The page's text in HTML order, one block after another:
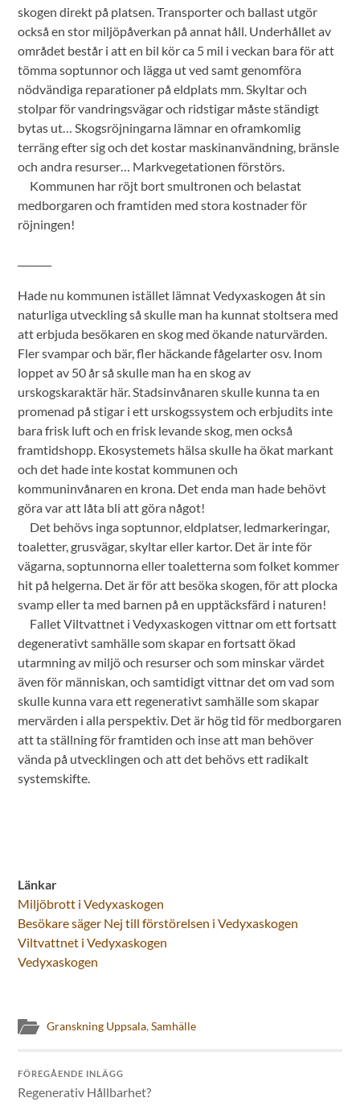
skogen direkt på platsen. Transporter och ballast utgör
också en stor miljöpåverkan på annat håll. Underhållet av
området består i att en bil kör ca 5 mil i veckan bara för att
tömma soptunnor och lägga ut ved samt genomföra
nödvändiga reparationer på eldplats mm. Skyltar och
stolpar för vandringsvägar och ridstigar måste ständigt
bytas ut… Skogsröjningarna lämnar en oframkomlig
terräng efter sig och det kostar maskinanvändning, bränsle
och andra resurser… Markvegetationen förstörs.
Kommunen har röjt bort smultronen och belastat
medborgaren och framtiden med stora kostnader för
röjningen!
Hade nu kommunen istället lämnat Vedyxaskogen åt sin
naturliga utveckling så skulle man ha kunnat stoltsera med
att erbjuda besökaren en skog med ökande naturvärden.
Fler svampar och bär, fler häckande fågelarter osv. Inom
loppet av 50 år så skulle man ha en skog av
urskogskaraktär här. Stadsinvånaren skulle kunna ta en
promenad på stigar i ett urskogssystem och erbjudits inte
bara frisk luft och en frisk levande skog, men också
framtidshopp. Ekosystemets hälsa skulle ha ökat markant
och det hade inte kostat kommunen och
kommuninvånaren en krona. Det enda man hade behövt
göra var att låta bli att göra något!
Det behövs inga soptunnor, eldplatser, ledmarkeringar,
toaletter, grusvägar, skyltar eller kartor. Det är inte för
vägarna, soptunnorna eller toaletterna som folket kommer
hit på helgerna. Det är för att besöka skogen, för att plocka
svamp eller ta med barnen på en upptäcksfärd i naturen!
Fallet Viltvattnet i Vedyxaskogen vittnar om ett fortsatt
degenerativt samhälle som skapar en fortsatt ökad
utarmning av miljö och resurser och som minskar värdet
även för människan, och samtidigt vittnar det om vad som
skulle kunna vara ett regenerativt samhälle som skapar
mervärden i alla perspektiv. Det är hög tid för medborgaren
att ta ställning för framtiden och inse att man behöver
vända på utvecklingen och att det behövs ett radikalt
systemskifte.
Länkar
Miljöbrott i Vedyxaskogen
Besökare säger Nej till förstörelsen i Vedyxaskogen
Viltvattnet i Vedyxaskogen
Vedyxaskogen
Granskning Uppsala,Samhälle
FÖREGÅENDE INLÄGG
Regenerativ Hållbarhet?